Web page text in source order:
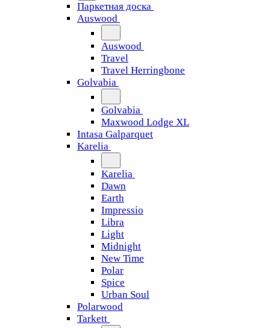
Паркетная доска
Auswood
Auswood
Travel
Travel Herringbone
Golvabia
Golvabia
Maxwood Lodge XL
Intasa Galparquet
Karelia
Karelia
Dawn
Earth
Impressio
Libra
Light
Midnight
New Time
Polar
Spice
Urban Soul
Polarwood
Tarkett